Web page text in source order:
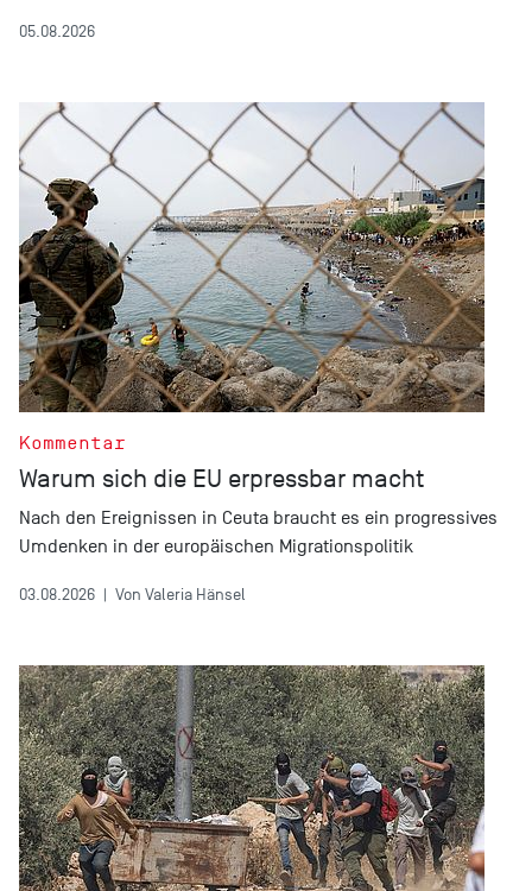
05.08.2026
Kommentar
Warum sich die EU erpressbar macht
Nach den Ereignissen in Ceuta braucht es ein progressives
Umdenken in der europäischen Migrationspolitik
03.08.2026 | Von Valeria Hänsel